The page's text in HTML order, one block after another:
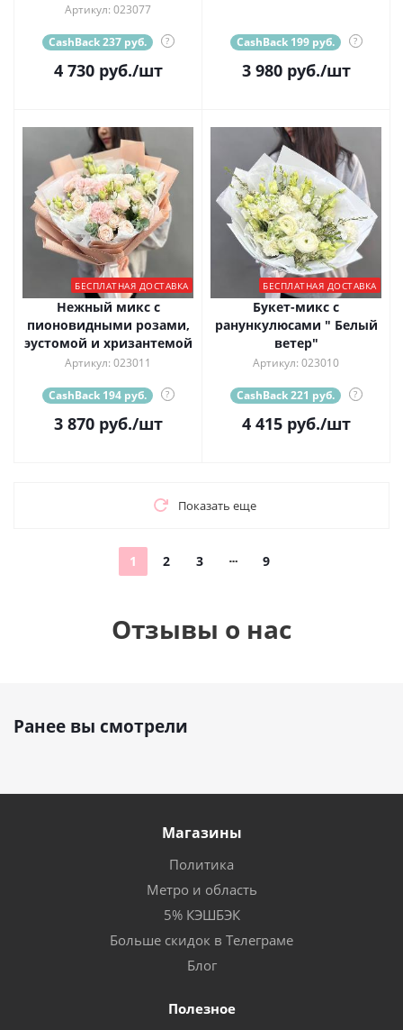
Артикул: 023077
CashBack 237 руб. ?
4 730руб./шт
CashBack 199 руб. ?
3 980руб./шт
БЕСПЛАТНАЯ ДОСТАВКА
Нежный микс с
пионовидными розами,
эустомой и хризантемой
Артикул: 023011
CashBack 194 руб. ?
3 870руб./шт
БЕСПЛАТНАЯ ДОСТАВКА
Букет-микс с
ранункулюсами " Белый
ветер"
Артикул: 023010
CashBack 221 руб. ?
4 415руб./шт
Показать еще
1 2 3 9
Отзывы о нас
Ранее вы смотрели
Магазины
Политика
Метро и область
5% КЭШБЭК
Больше скидок в Телеграме
Блог
Полезное